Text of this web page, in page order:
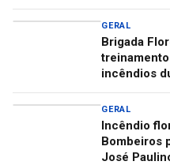
GERAL
Brigada
incêndios
GERAL
Incêndio
Bombeiros
José